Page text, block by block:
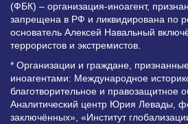
(ФБК) – организация-иноагент,
запрещена в РФ и ликвидирована по
основатель Алексей Навальный
террористов и экстремистов.
* Организации и граждане,
иноагентами: Международное
благотворительное и правозащитное
Аналитический центр Юрия Левады,
заключённых», «Институт